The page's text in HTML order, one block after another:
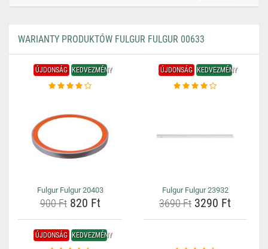
WARIANTY PRODUKTÓW FULGUR FULGUR 00633
ÚJDONSÁG KEDVEZMÉNY
Fulgur Fulgur 20403
900 Ft820 Ft
ÚJDONSÁG KEDVEZMÉNY
Fulgur Fulgur 23932
3690 Ft 3290 Ft
ÚJDONSÁG KEDVEZMÉNY